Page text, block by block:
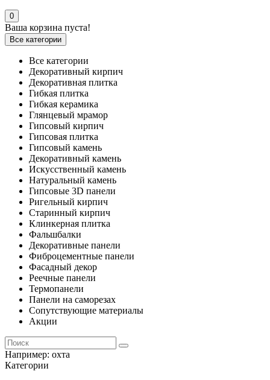
0
Ваша корзина пуста!
Все категории
Все категории
Декоративный кирпич
Декоративная плитка
Гибкая плитка
Гибкая керамика
Глянцевый мрамор
Гипсовый кирпич
Гипсовая плитка
Гипсовый камень
Декоративный камень
Искусственный камень
Натуральный камень
Гипсовые 3D панели
Ригельный кирпич
Старинный кирпич
Клинкерная плитка
Фальшбалки
Декоративные панели
Фиброцементные панели
Фасадный декор
Реечные панели
Термопанели
Панели на саморезах
Сопутствующие материалы
Акции
Например: охта
Категории